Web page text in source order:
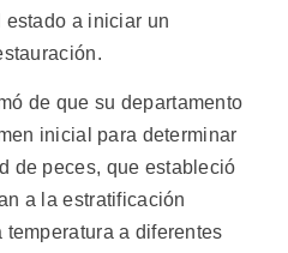
a iniciar un
de que su departamento
inicial para determinar
de peces, que estableció
a la estratificación
a diferentes